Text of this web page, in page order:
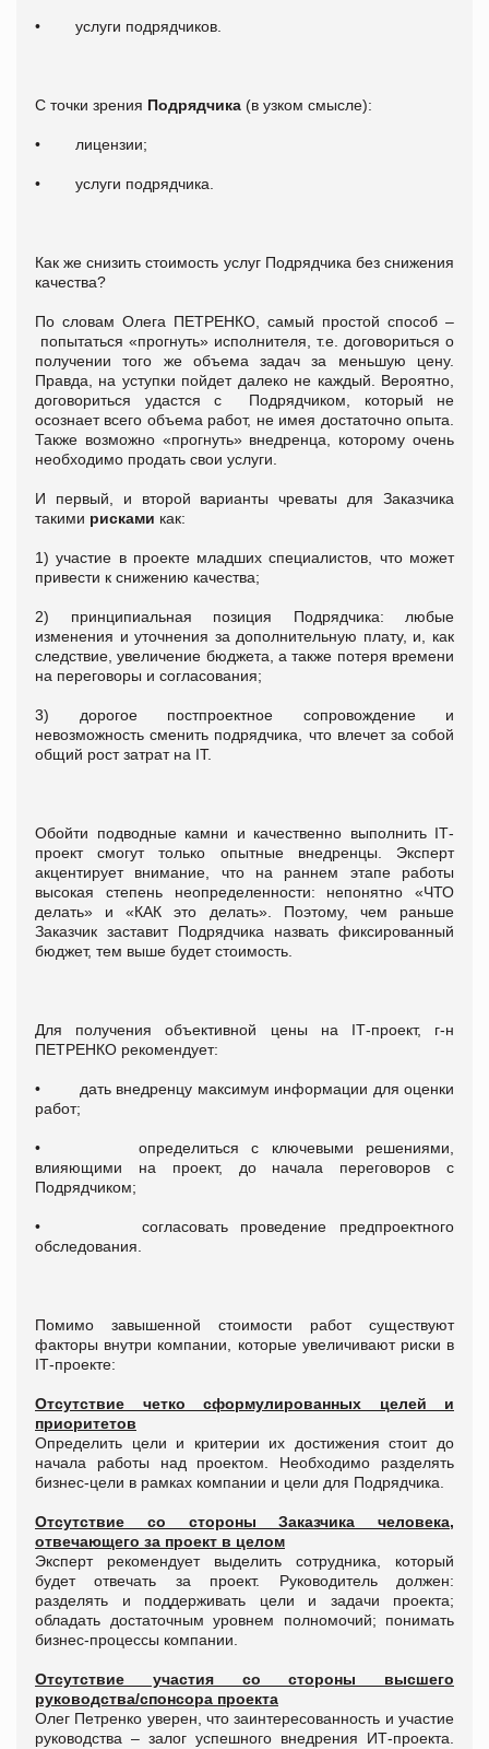
• услуги подрядчиков.
С точки зрения Подрядчика (в узком смысле):
• лицензии;
• услуги подрядчика.
Как же снизить стоимость услуг Подрядчика без снижения
качества?
По словам Олега ПЕТРЕНКО, самый простой способ –
попытаться «прогнуть» исполнителя, т.е. договориться о
получении того же объема задач за меньшую цену.
Правда, на уступки пойдет далеко не каждый. Вероятно,
договориться удастся с Подрядчиком, который не
осознает всего объема работ, не имея достаточно опыта.
Также возможно «прогнуть» внедренца, которому очень
необходимо продать свои услуги.
И первый, и второй варианты чреваты для Заказчика
такими рисками как:
1) участие в проекте младших специалистов, что может
привести к снижению качества;
2) принципиальная позиция Подрядчика: любые
изменения и уточнения за дополнительную плату, и, как
следствие, увеличение бюджета, а также потеря времени
на переговоры и согласования;
3) дорогое постпроектное сопровождение и
невозможность сменить подрядчика, что влечет за собой
общий рост затрат на ІТ.
Обойти подводные камни и качественно выполнить ІТ-
проект смогут только опытные внедренцы. Эксперт
акцентирует внимание, что на раннем этапе работы
высокая степень неопределенности: непонятно «ЧТО
делать» и «КАК это делать». Поэтому, чем раньше
Заказчик заставит Подрядчика назвать фиксированный
бюджет, тем выше будет стоимость.
Для получения объективной цены на IТ-проект, г-н
ПЕТРЕНКО рекомендует:
• дать внедренцу максимум информации для оценки
работ;
• определиться с ключевыми решениями,
влияющими на проект, до начала переговоров с
Подрядчиком;
• согласовать проведение предпроектного
обследования.
Помимо завышенной стоимости работ существуют
факторы внутри компании, которые увеличивают риски в
ІТ-проекте:
Отсутствие четко сформулированных целей и
приоритетов
Определить цели и критерии их достижения стоит до
начала работы над проектом. Необходимо разделять
бизнес-цели в рамках компании и цели для Подрядчика.
Отсутствие со стороны Заказчика человека,
отвечающего за проект в целом
Эксперт рекомендует выделить сотрудника, который
будет отвечать за проект. Руководитель должен:
разделять и поддерживать цели и задачи проекта;
обладать достаточным уровнем полномочий; понимать
бизнес-процессы компании.
Отсутствие участия со стороны высшего
руководства/спонсора проекта
Олег Петренко уверен, что заинтересованность и участие
руководства – залог успешного внедрения ИТ-проекта.